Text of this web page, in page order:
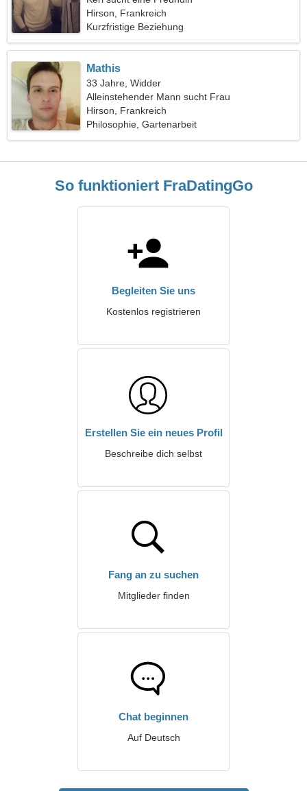
Hirson, Frankreich
Kurzfristige Beziehung
Mathis
33 Jahre, Widder
Alleinstehender Mann sucht Frau
Hirson, Frankreich
Philosophie, Gartenarbeit
So funktioniert FraDatingGo
Begleiten Sie uns
Kostenlos registrieren
Erstellen Sie ein neues Profil
Beschreibe dich selbst
Fang an zu suchen
Mitglieder finden
Chat beginnen
Auf Deutsch